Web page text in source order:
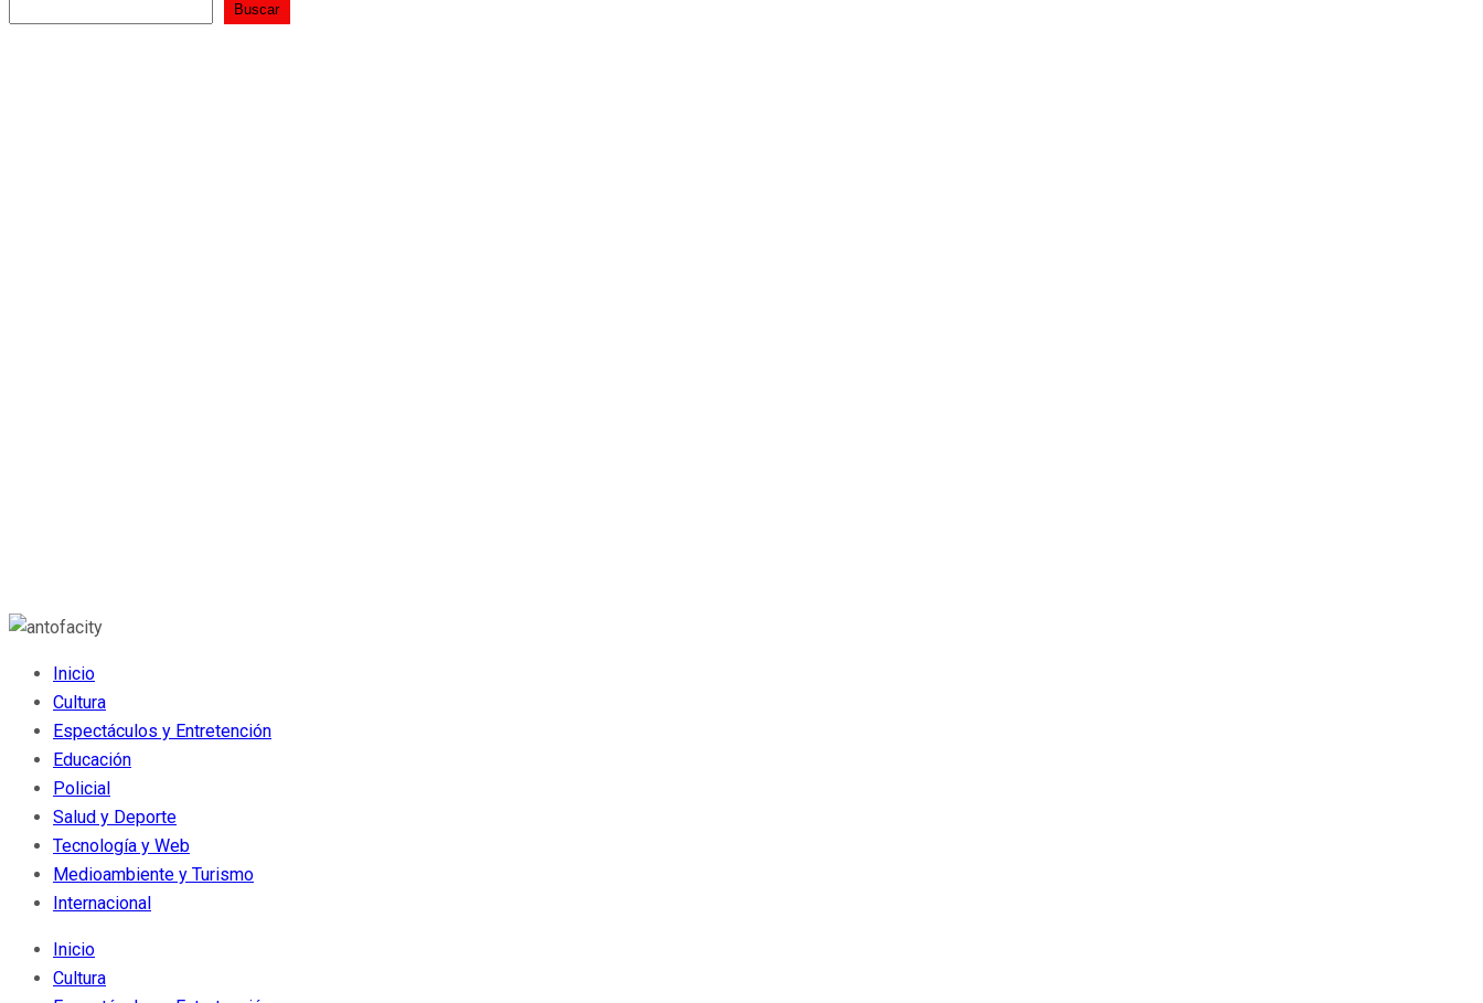
Buscar
Inicio
Cultura
Espectáculos y Entretención
Educación
Policial
Salud y Deporte
Tecnología y Web
Medioambiente y Turismo
Internacional
Inicio
Cultura